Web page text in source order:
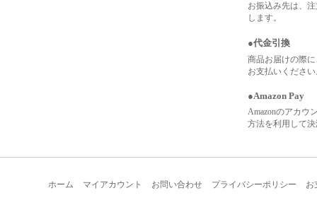
お振込み先は、
します。
●代金引換
商品お届けの際
お支払いくださ
●Amazon Pay
Amazonのアカウ
方法を利用して
ホーム マイアカウント お問い合わせ プライバシーポリシー お